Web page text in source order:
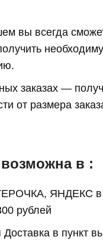
вы всегда
заказах —
от размера
в :
ЯНДЕКС в
рублей
Доставка в пункт